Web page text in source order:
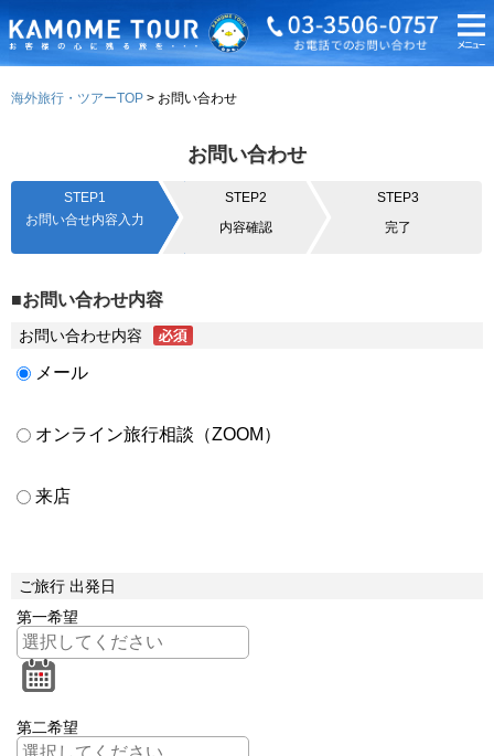
海外旅行・ツアーTOP お問い合わせ
お問い合わせ
STEP1
お問い合せ内容入力
STEP2
内容確認
STEP3
完了
■お問い合わせ内容
お問い合わせ内容
メール
オンライン旅行相談（ZOOM）
来店
ご旅行 出発日
第一希望
第二希望